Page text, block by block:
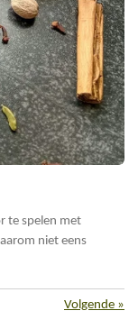
te spelen met
niet eens
Volgende »